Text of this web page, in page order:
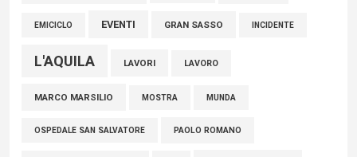
EMICICLO EVENTI GRAN SASSO INCIDENTE
L'AQUILA LAVORI LAVORO
MARCO MARSILIO MOSTRA MUNDA
OSPEDALE SAN SALVATORE PAOLO ROMANO